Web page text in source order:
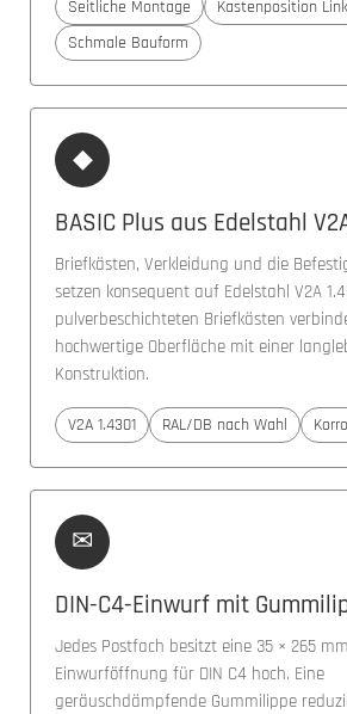
Seitliche Montage
Kastenposition
Schmale Bauform
◆
BASIC Plus aus Edelstahl
Briefkästen, Verkleidung und die
setzen konsequent auf Edelstahl V2A
pulverbeschichteten Briefkästen
hochwertige Oberfläche mit einer
Konstruktion.
V2A 1.4301 RAL/DB nach Wahl
✉
DIN-C4-Einwurf mit
Jedes Postfach besitzt eine 35 × 265
Einwurföffnung für DIN C4 hoch. Eine
geräuschdämpfende Gummilippe